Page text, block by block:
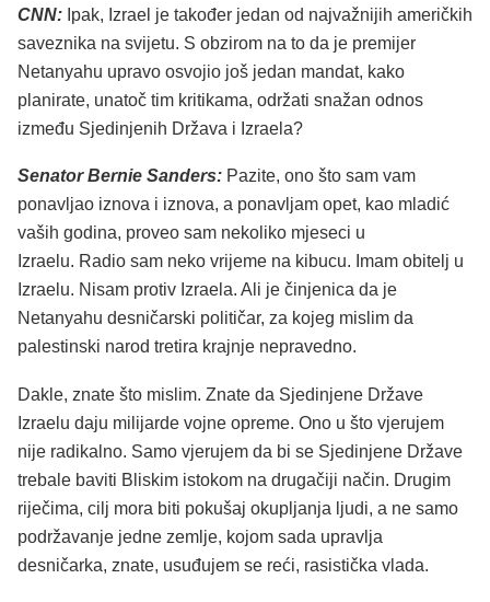
CNN: Ipak, Izrael je također jedan od najvažnijih američkih
saveznika na svijetu. S obzirom na to da je premijer
Netanyahu upravo osvojio još jedan mandat, kako
planirate, unatoč tim kritikama, održati snažan odnos
između Sjedinjenih Država i Izraela?
Senator Bernie Sanders: Pazite, ono što sam vam
ponavljao iznova i iznova, a ponavljam opet, kao mladić
vaših godina, proveo sam nekoliko mjeseci u
Izraelu. Radio sam neko vrijeme na kibucu. Imam obitelj u
Izraelu. Nisam protiv Izraela. Ali je činjenica da je
Netanyahu desničarski političar, za kojeg mislim da
palestinski narod tretira krajnje nepravedno.
Dakle, znate što mislim. Znate da Sjedinjene Države
Izraelu daju milijarde vojne opreme. Ono u što vjerujem
nije radikalno. Samo vjerujem da bi se Sjedinjene Države
trebale baviti Bliskim istokom na drugačiji način. Drugim
riječima, cilj mora biti pokušaj okupljanja ljudi, a ne samo
podržavanje jedne zemlje, kojom sada upravlja
desničarka, znate, usuđujem se reći, rasistička vlada.